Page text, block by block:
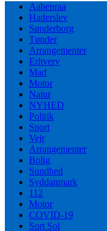
Aabenraa
Haderslev
Sønderborg
Tønder
Arrangementer
Erhverv
Mad
Motor
Natur
NYHED
Politik
Sport
Vejr
Arrangementer
Bolig
Sundhed
Syddanmark
112
Motor
COVID-19
Sort Sol